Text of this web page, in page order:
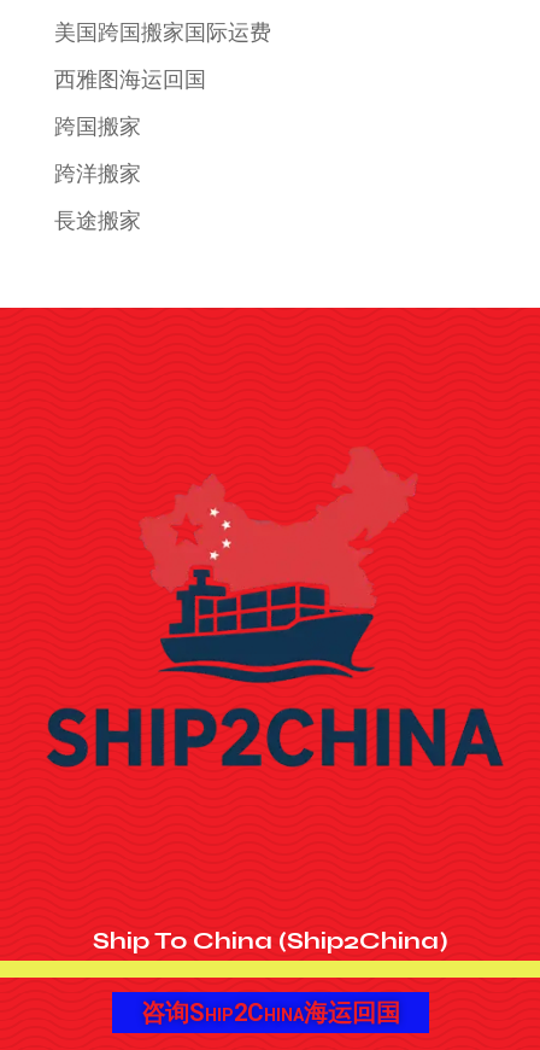
美国跨国搬家国际运费
西雅图海运回国
跨国搬家
跨洋搬家
長途搬家
Ship To China (Ship2China)
咨询Ship2China海运回国